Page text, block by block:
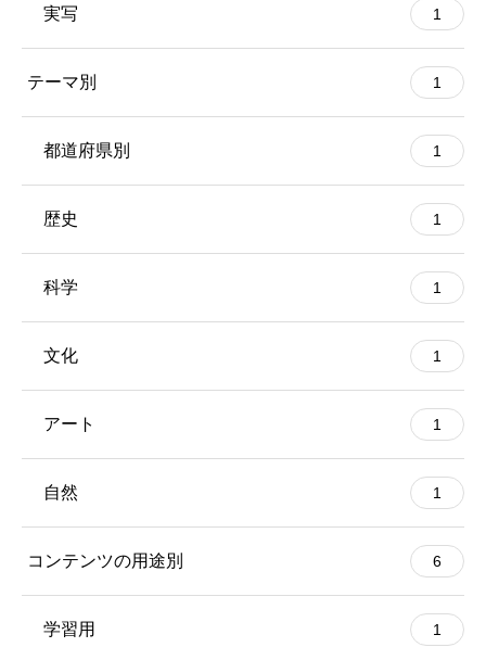
実写 1
テーマ別 1
都道府県別 1
歴史 1
科学 1
文化 1
アート 1
自然 1
コンテンツの用途別 6
学習用 1